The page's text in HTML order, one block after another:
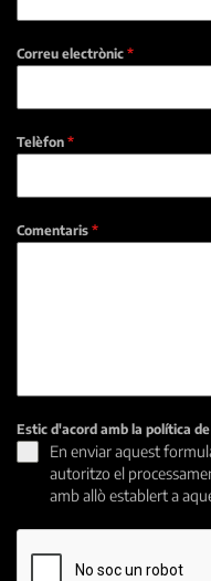
Correu electrònic *
Telèfon *
Comentaris *
Estic d'acord amb la política
En enviar aquest
autoritzo el
amb allò establert a